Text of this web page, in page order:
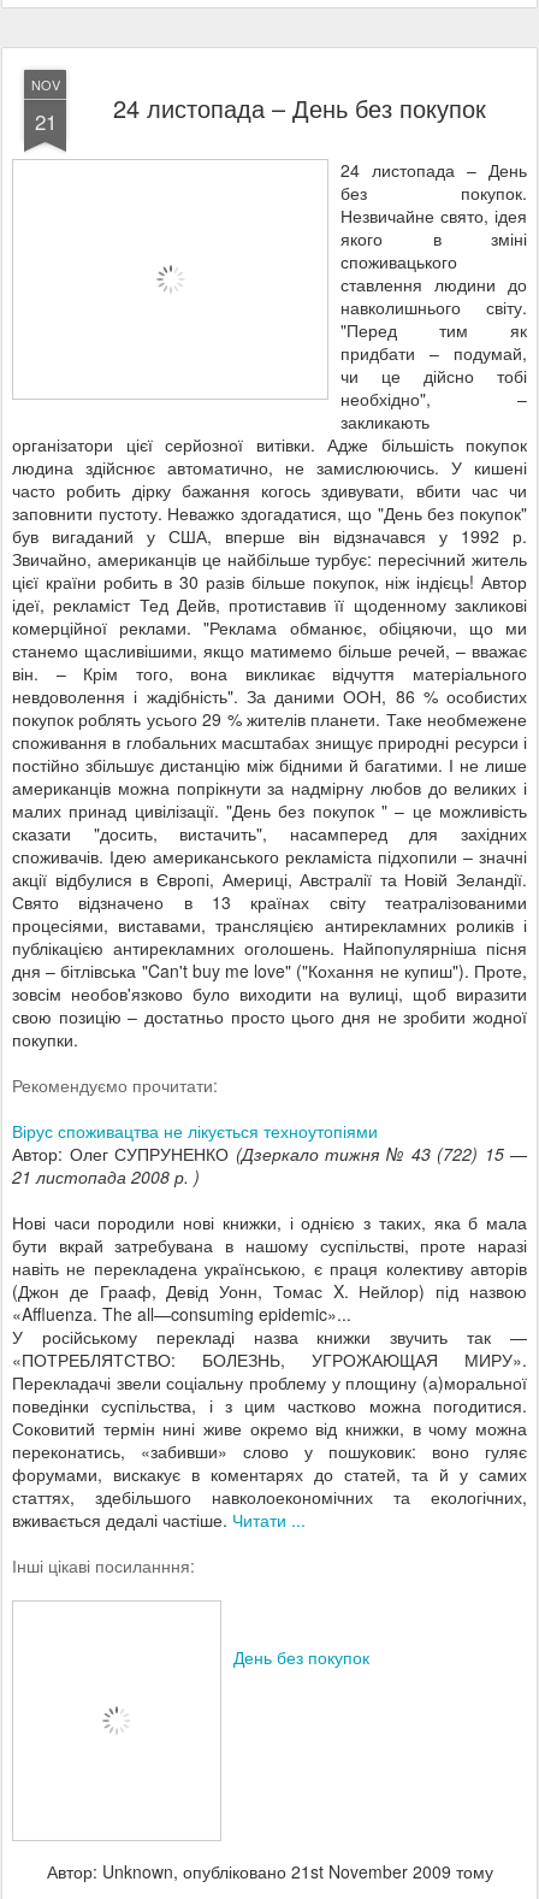
NOV
21 24 листопада – День без покупок
24 листопада – День
без покупок.
Незвичайне свято, ідея
якого в зміні
споживацького
ставлення людини до
навколишнього світу.
"Перед тим як
придбати – подумай,
чи це дійсно тобі
необхідно", –
закликають
організатори цієї серйозної витівки. Адже більшість покупок
людина здійснює автоматично, не замислюючись. У кишені
часто робить дірку бажання когось здивувати, вбити час чи
заповнити пустоту. Неважко здогадатися, що "День без покупок"
був вигаданий у США, вперше він відзначався у 1992 р.
Звичайно, американців це найбільше турбує: пересічний житель
цієї країни робить в 30 разів більше покупок, ніж індієць! Автор
ідеї, рекламіст Тед Дейв, протиставив її щоденному закликові
комерційної реклами. "Реклама обманює, обіцяючи, що ми
станемо щасливішими, якщо матимемо більше речей, – вважає
він. – Крім того, вона викликає відчуття матеріального
невдоволення і жадібність". За даними ООН, 86 % особистих
покупок роблять усього 29 % жителів планети. Таке необмежене
споживання в глобальних масштабах знищує природні ресурси і
постійно збільшує дистанцію між бідними й багатими. І не лише
американців можна попрікнути за надмірну любов до великих і
малих принад цивілізації. "День без покупок " – це можливість
сказати "досить, вистачить", насамперед для західних
споживачів. Ідею американського рекламіста підхопили – значні
акції відбулися в Європі, Америці, Австралії та Новій Зеландії.
Свято відзначено в 13 країнах світу театралізованими
процесіями, виставами, трансляцією антирекламних роликів і
публікацією антирекламних оголошень. Найпопулярніша пісня
дня – бітлівська "Can't buy me love" ("Кохання не купиш"). Проте,
зовсім необов'язково було виходити на вулиці, щоб виразити
свою позицію – достатньо просто цього дня не зробити жодної
покупки.
Рекомендуємо прочитати:
Вірус споживацтва не лікується техноутопіями
Автор: Олег СУПРУНЕНКО (Дзеркало тижня № 43 (722) 15 —
21 листопада 2008 р. )
Нові часи породили нові книжки, і однією з таких, яка б мала
бути вкрай затребувана в нашому суспільстві, проте наразі
навіть не перекладена українською, є праця колективу авторів
(Джон де Грааф, Девід Уонн, Томас X. Нейлор) під назвою
«Affluenza. The all—consuming epidemic»...
У російському перекладі назва книжки звучить так —
«ПОТРЕБЛЯТСТВО: БОЛЕЗНЬ, УГРОЖАЮЩАЯ МИРУ».
Перекладачі звели соціальну проблему у площину (а)моральної
поведінки суспільства, і з цим частково можна погодитися.
Соковитий термін нині живе окремо від книжки, в чому можна
переконатись, «забивши» слово у пошуковик: воно гуляє
форумами, вискакує в коментарях до статей, та й у самих
статтях, здебільшого навколоекономічних та екологічних,
вживається дедалі частіше. Читати ...
Інші цікаві посиланння:
День без покупок
Автор: Unknown, опубліковано 21st November 2009 тому